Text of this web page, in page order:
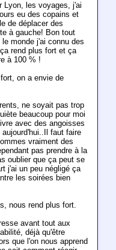
Lyon, les voyages, j'ai
eu des copains et
de déplacer des
à gauche! Bon tout
monde j'ai connu des
rend plus fort et ça
à 100 % !
on a envie de
ne soyait pas trop
beaucoup pour moi
avec des angoisses
faut faire
vraiment des
pas prendre à la
oublier que ça peut se
j'ai un peu négligé ça
les soirées bien
nous rend plus fort.
avant tout aux
déjà qu'être
que l'on nous apprend